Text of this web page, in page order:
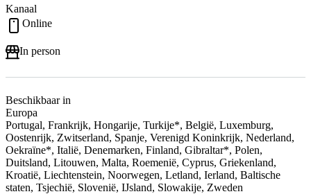
Kanaal
Online
In person
Beschikbaar in
Europa
Portugal, Frankrijk, Hongarije, Turkije*, België, Luxemburg,
Oostenrijk, Zwitserland, Spanje, Verenigd Koninkrijk, Nederland,
Oekraïne*, Italië, Denemarken, Finland, Gibraltar*, Polen,
Duitsland, Litouwen, Malta, Roemenië, Cyprus, Griekenland,
Kroatië, Liechtenstein, Noorwegen, Letland, Ierland, Baltische
staten, Tsjechië, Slovenië, IJsland, Slowakije, Zweden